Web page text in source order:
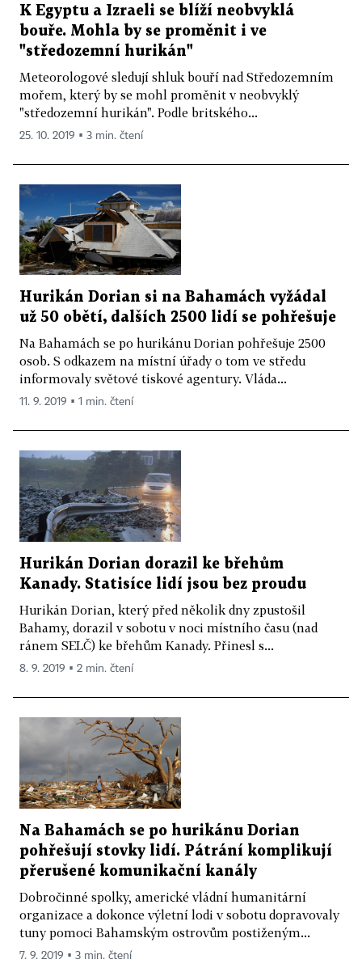
K Egyptu a Izraeli se blíží neobvyklá
bouře. Mohla by se proměnit i ve
"středozemní hurikán"
Meteorologové sledují shluk bouří nad Středozemním
mořem, který by se mohl proměnit v neobvyklý
"středozemní hurikán". Podle britského...
25. 10. 2019 ▪ 3 min. čtení
Hurikán Dorian si na Bahamách vyžádal
už 50 obětí, dalších 2500 lidí se pohřešuje
Na Bahamách se po hurikánu Dorian pohřešuje 2500
osob. S odkazem na místní úřady o tom ve středu
informovaly světové tiskové agentury. Vláda...
11. 9. 2019 ▪ 1 min. čtení
Hurikán Dorian dorazil ke břehům
Kanady. Statisíce lidí jsou bez proudu
Hurikán Dorian, který před několik dny zpustošil
Bahamy, dorazil v sobotu v noci místního času (nad
ránem SELČ) ke břehům Kanady. Přinesl s...
8. 9. 2019 ▪ 2 min. čtení
Na Bahamách se po hurikánu Dorian
pohřešují stovky lidí. Pátrání komplikují
přerušené komunikační kanály
Dobročinné spolky, americké vládní humanitární
organizace a dokonce výletní lodi v sobotu dopravovaly
tuny pomoci Bahamským ostrovům postiženým...
7. 9. 2019 ▪ 3 min. čtení